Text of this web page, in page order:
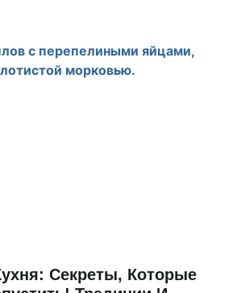
Секреты, Которые